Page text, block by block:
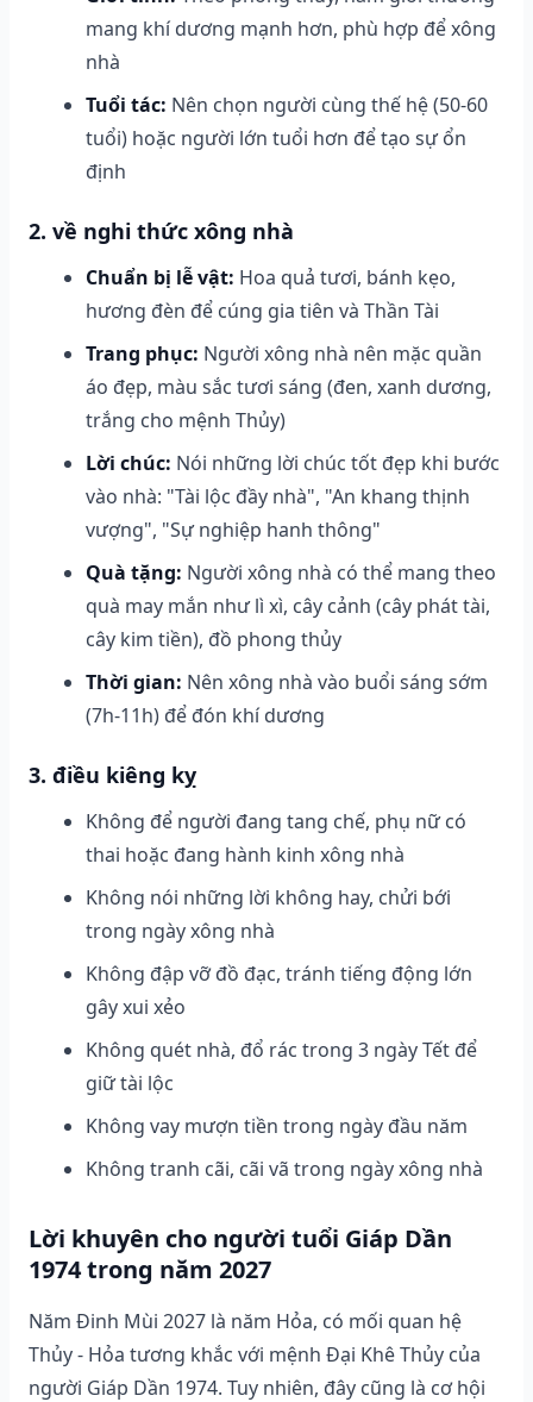
mang khí dương mạnh hơn, phù hợp để xông
nhà
Tuổi tác: Nên chọn người cùng thế hệ (50-60
tuổi) hoặc người lớn tuổi hơn để tạo sự ổn
định
2. về nghi thức xông nhà
Chuẩn bị lễ vật: Hoa quả tươi, bánh kẹo,
hương đèn để cúng gia tiên và Thần Tài
Trang phục: Người xông nhà nên mặc quần
áo đẹp, màu sắc tươi sáng (đen, xanh dương,
trắng cho mệnh Thủy)
Lời chúc: Nói những lời chúc tốt đẹp khi bước
vào nhà: "Tài lộc đầy nhà", "An khang thịnh
vượng", "Sự nghiệp hanh thông"
Quà tặng: Người xông nhà có thể mang theo
quà may mắn như lì xì, cây cảnh (cây phát tài,
cây kim tiền), đồ phong thủy
Thời gian: Nên xông nhà vào buổi sáng sớm
(7h-11h) để đón khí dương
3. điều kiêng kỵ
Không để người đang tang chế, phụ nữ có
thai hoặc đang hành kinh xông nhà
Không nói những lời không hay, chửi bới
trong ngày xông nhà
Không đập vỡ đồ đạc, tránh tiếng động lớn
gây xui xẻo
Không quét nhà, đổ rác trong 3 ngày Tết để
giữ tài lộc
Không vay mượn tiền trong ngày đầu năm
Không tranh cãi, cãi vã trong ngày xông nhà
Lời khuyên cho người tuổi Giáp Dần
1974 trong năm 2027
Năm Đinh Mùi 2027 là năm Hỏa, có mối quan hệ
Thủy - Hỏa tương khắc với mệnh Đại Khê Thủy của
người Giáp Dần 1974. Tuy nhiên, đây cũng là cơ hội